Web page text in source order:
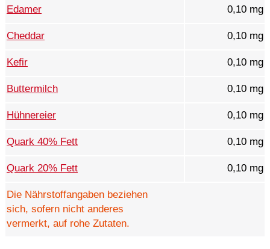
Edamer 0,10 mg
Cheddar 0,10 mg
Kefir 0,10 mg
Buttermilch 0,10 mg
Hühnereier 0,10 mg
Quark 40% Fett 0,10 mg
Quark 20% Fett 0,10 mg
Die Nährstoffangaben beziehen
sich, sofern nicht anderes
vermerkt, auf rohe Zutaten.